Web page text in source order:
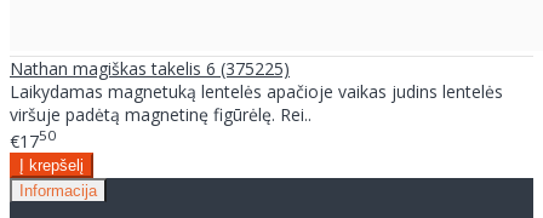
Nathan magiškas takelis 6 (375225)
Laikydamas magnetuką lentelės apačioje vaikas judins lentelės
viršuje padėtą magnetinę figūrėlę. Rei..
€1750
Informacija